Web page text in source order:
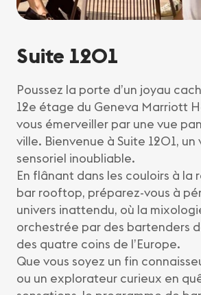
Suite 1201
Poussez la porte d’un joyau
12e étage du Geneva Marriott
vous émerveiller par une vue
ville. Bienvenue à Suite 1201, un
sensoriel inoubliable.
En flânant dans les couloirs à la
bar rooftop, préparez-vous à
univers inattendu, où la
orchestrée par des bartenders
des quatre coins de l’Europe.
Que vous soyez un fin
ou un explorateur curieux en